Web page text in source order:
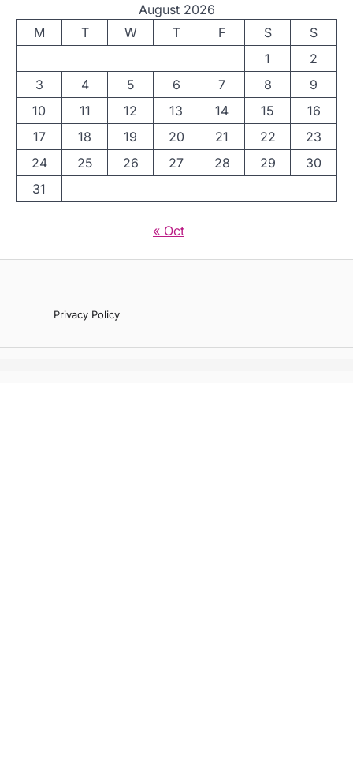
August 2026
M
T W T F S
S
1
2
3
4 5 6 7 8
9
10
11 12 13 14 15
16
17
18 19 20 21 22
23
24
25 26 27 28 29
30
31
« Oct
Privacy Policy